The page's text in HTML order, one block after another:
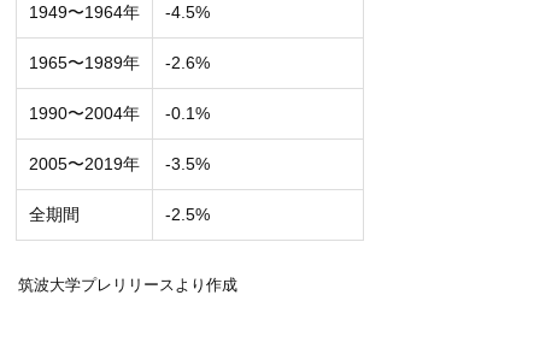
1949〜1964年 -4.5%
1965〜1989年 -2.6%
1990〜2004年 -0.1%
2005〜2019年 -3.5%
全期間 -2.5%
筑波大学プレリリースより作成